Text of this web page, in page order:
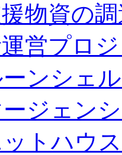
物資の
営プロ
ンシェ
ジェン
トハウス